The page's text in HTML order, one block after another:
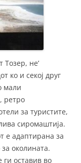
Тозер, не’
ко и секој друг
мали
ретро
за туристите,
сиромаштија.
е адаптирана за
околината.
ги оставив во